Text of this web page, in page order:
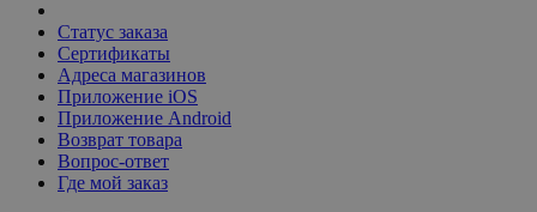
Статус заказа
Сертификаты
Адреса магазинов
Приложение iOS
Приложение Android
Возврат товара
Вопрос-ответ
Где мой заказ